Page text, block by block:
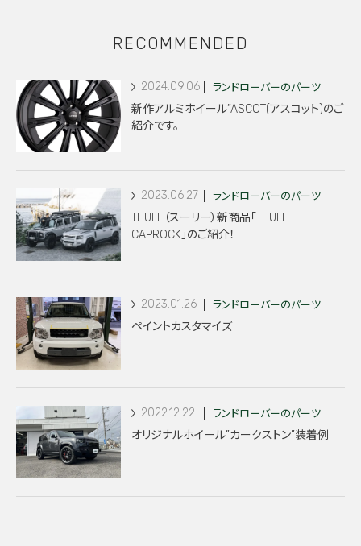
RECOMMENDED
2024.09.06 ランドローバーのパーツ
新作アルミホイール”ASCOT(アスコット)のご
紹介です。
2023.06.27 ランドローバーのパーツ
THULE（スーリー）新商品「THULE
CAPROCK」のご紹介！
2023.01.26 ランドローバーのパーツ
ペイントカスタマイズ
2022.12.22 ランドローバーのパーツ
オリジナルホイール”カークストン”装着例